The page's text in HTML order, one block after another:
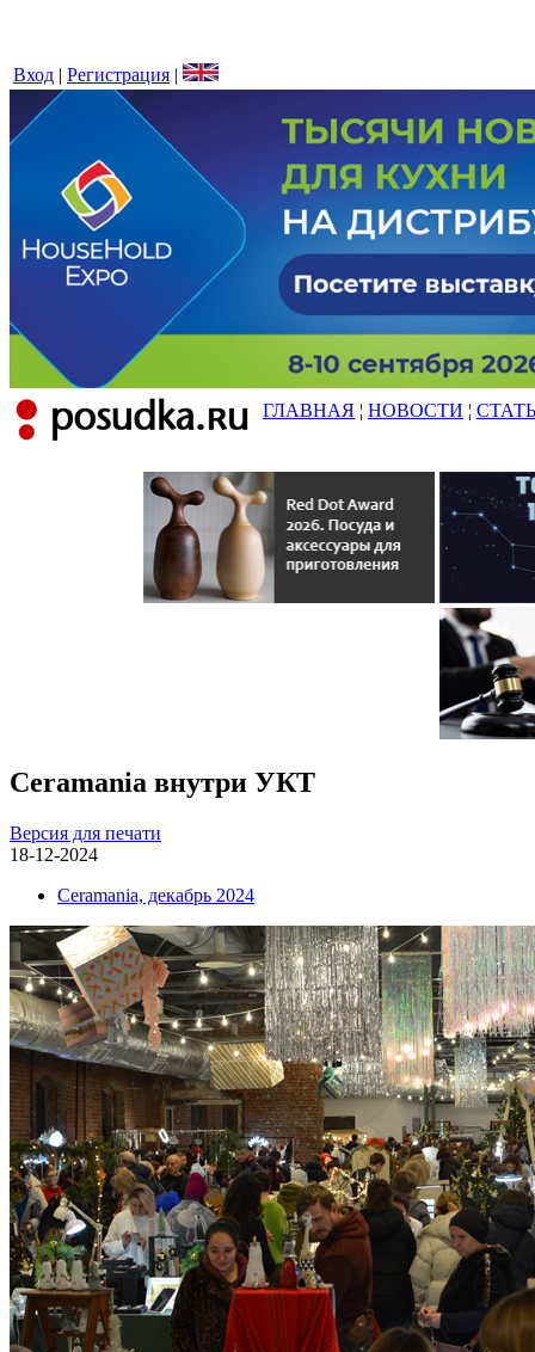
Вход | Регистрация |
ГЛАВНАЯ ¦ НОВОСТИ ¦
Ceramania внутри УКТ
Версия для печати
18-12-2024
Ceramania, декабрь 2024